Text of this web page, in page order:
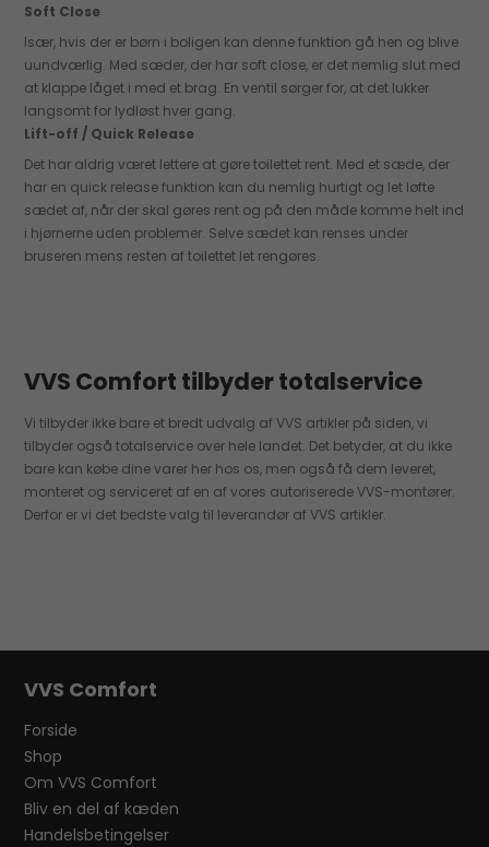
Soft Close
Især, hvis der er børn i boligen kan denne funktion gå hen og blive
uundværlig. Med sæder, der har soft close, er det nemlig slut med
at klappe låget i med et brag. En ventil sørger for, at det lukker
langsomt for lydløst hver gang.
Lift-off / Quick Release
Det har aldrig været lettere at gøre toilettet rent. Med et sæde, der
har en quick release funktion kan du nemlig hurtigt og let løfte
sædet af, når der skal gøres rent og på den måde komme helt ind
i hjørnerne uden problemer. Selve sædet kan renses under
bruseren mens resten af toilettet let rengøres.
VVS Comfort tilbyder totalservice
Vi tilbyder ikke bare et bredt udvalg af VVS artikler på siden, vi
tilbyder også totalservice over hele landet. Det betyder, at du ikke
bare kan købe dine varer her hos os, men også få dem leveret,
monteret og serviceret af en af vores autoriserede VVS-montører.
Derfor er vi det bedste valg til leverandør af VVS artikler.
VVS Comfort
Forside
Shop
Om VVS Comfort
Bliv en del af kæden
Handelsbetingelser